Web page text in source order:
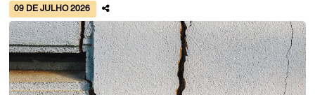
09 DE JULHO 2026